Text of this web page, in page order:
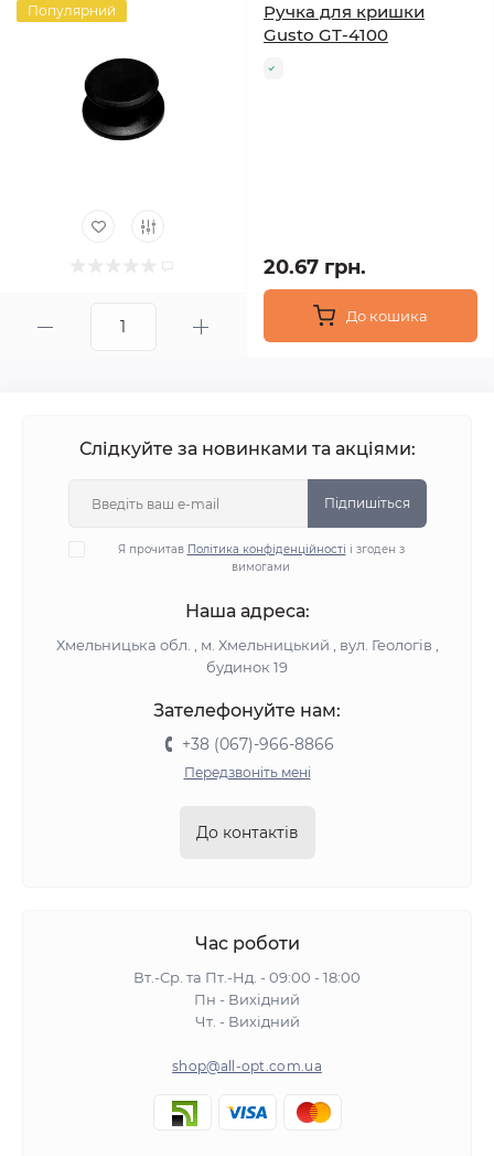
Популярний
Ручка для кришки
Gusto GT-4100
20.67 грн.
До кошика
Слідкуйте за новинками та акціями:
Підпишіться
Я прочитав Політика конфіденційності і згоден з
вимогами
Наша адреса:
Хмельницька обл. , м. Хмельницький , вул. Геологів ,
будинок 19
Зателефонуйте нам:
+38 (067)-966-8866
Передзвоніть мені
До контактів
Час роботи
Вт.-Ср. та Пт.-Нд. - 09:00 - 18:00
Пн - Вихідний
Чт. - Вихідний
shop@all-opt.com.ua